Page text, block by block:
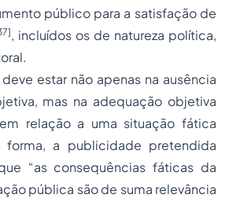
público para a satisfação de
, incluídos os de natureza política,
estar não apenas na ausência
mas na adequação objetiva
relação a uma situação fática
forma, a publicidade pretendida
“as consequências fáticas da
pública são de suma relevância